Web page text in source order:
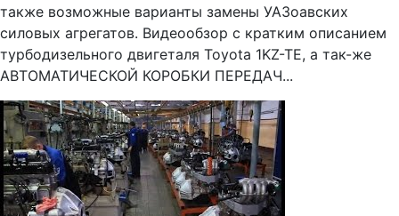
также возможные варианты замены УАЗоавских
силовых агрегатов. Видеообзор с кратким описанием
турбодизельного двигеталя Toyota 1KZ-TE, а так-же
АВТОМАТИЧЕСКОЙ КОРОБКИ ПЕРЕДАЧ...